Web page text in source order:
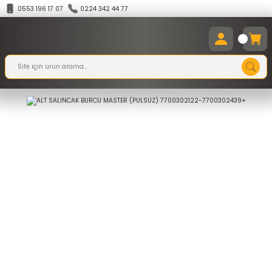
0553 196 17 07 0224 342 44 77